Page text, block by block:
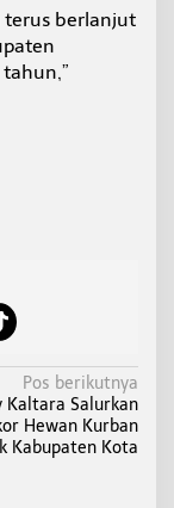
terus berlanjut
Pos berikutnya
Kaltara Salurkan
Hewan Kurban
Kabupaten Kota